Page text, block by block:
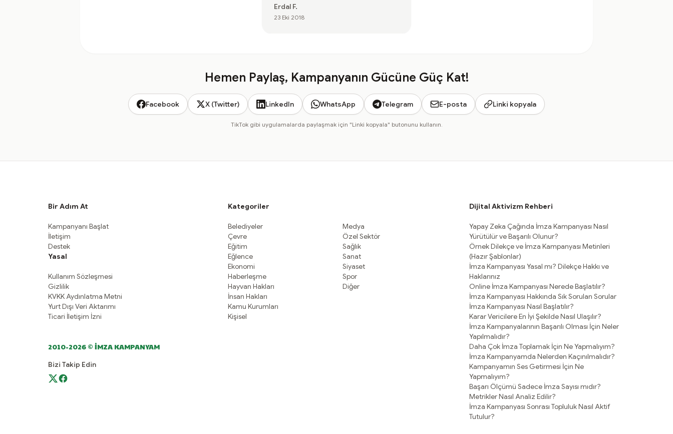
Erdal F.
23 Eki 2018
Hemen Paylaş, Kampanyanın Gücüne Güç Kat!
Facebook X (Twitter) LinkedIn WhatsApp Telegram E-posta Linki kopyala
TikTok gibi uygulamalarda paylaşmak için "Linki kopyala" butonunu kullanın.
Bir Adım At
Kampanyanı Başlat
İletişim
Destek
Yasal
Kullanım Sözleşmesi
Gizlilik
KVKK Aydınlatma Metni
Yurt Dışı Veri Aktarımı
Ticari İletişim İzni
2010-2026 © İMZA KAMPANYAM
Bizi Takip Edin
Kategoriler
Belediyeler
Çevre
Eğitim
Eğlence
Ekonomi
Haberleşme
Hayvan Hakları
İnsan Hakları
Kamu Kurumları
Kişisel
Medya
Özel Sektör
Sağlık
Sanat
Siyaset
Spor
Diğer
Dijital Aktivizm Rehberi
Yapay Zeka Çağında İmza Kampanyası Nasıl
Yürütülür ve Başarılı Olunur?
Örnek Dilekçe ve İmza Kampanyası Metinleri
(Hazır Şablonlar)
İmza Kampanyası Yasal mı? Dilekçe Hakkı ve
Haklarınız
Online İmza Kampanyası Nerede Başlatılır?
İmza Kampanyası Hakkında Sık Sorulan Sorular
İmza Kampanyası Nasıl Başlatılır?
Karar Vericilere En İyi Şekilde Nasıl Ulaşılır?
İmza Kampanyalarının Başarılı Olması İçin Neler
Yapılmalıdır?
Daha Çok İmza Toplamak İçin Ne Yapmalıyım?
İmza Kampanyamda Nelerden Kaçınılmalıdır?
Kampanyamın Ses Getirmesi İçin Ne
Yapmalıyım?
Başarı Ölçümü Sadece İmza Sayısı mıdır?
Metrikler Nasıl Analiz Edilir?
İmza Kampanyası Sonrası Topluluk Nasıl Aktif
Tutulur?